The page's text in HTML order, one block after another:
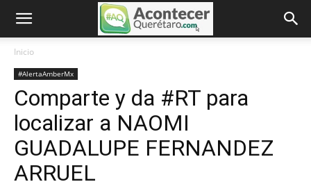
Inicio
#AlertaAmberMx
Comparte y da #RT para
localizar a NAOMI
GUADALUPE FERNANDEZ
ARRUEL